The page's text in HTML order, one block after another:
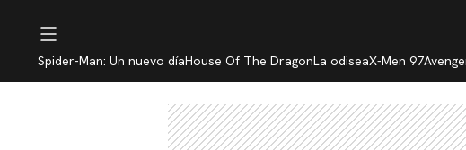
Spider-Man: Un nuevo díaHouse Of The DragonLa odiseaX-Men 97